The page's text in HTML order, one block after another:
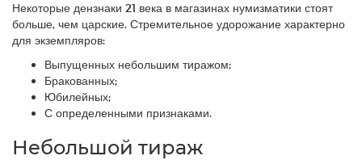
Некоторые дензнаки 21 века в магазинах нумизматики стоят
больше, чем царские. Стремительное удорожание характерно
для экземпляров:
Выпущенных небольшим тиражом;
Бракованных;
Юбилейных;
С определенными признаками.
Небольшой тираж